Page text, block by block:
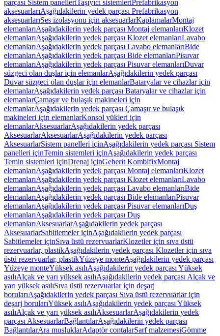
parçası Sistem panelleriTaşıyıcı sistemleriPrefabrikasyon
aksesuarlarıAşağıdakilerin yedek parçası Prefabrikasyon
aksesuarlarıSes izolasyonu için aksesuarlarKaplamalarMontaj
elemanlarıAşağıdakilerin yedek parçası Montaj elemanlarıKlozet
elemanlarıAşağıdakilerin yedek parçası Klozet elemanlarıLavabo
elemanlarıAşağıdakilerin yedek parçası Lavabo elemanlarıBide
elemanlarıAşağıdakilerin yedek parçası Bide elemanlarıPisuvar
elemanlarıAşağıdakilerin yedek parçası Pisuvar elemanlarıDuvar
süzgeci olan duşlar için elemanlarAşağıdakilerin yedek parçası
Duvar süzgeci olan duşlar için elemanlarBataryalar ve cihazlar için
elemanlarAşağıdakilerin yedek parçası Bataryalar ve cihazlar için
elemanlarÇamaşır ve bulaşık makineleri için
elemanlarAşağıdakilerin yedek parçası Çamaşır ve bulaşık
makineleri için elemanlarKonsol yükleri için
elemanlarAksesuarlarAşağıdakilerin yedek parçası
AksesuarlarAksesuarlarAşağıdakilerin yedek parçası
AksesuarlarSistem panelleri içinAşağıdakilerin yedek parçası Sistem
panelleri içinTemin sistemleri içinAşağıdakilerin yedek parçası
Temin sistemleri içinDrenaj içinGeberit KombifixMontaj
elemanlarıAşağıdakilerin yedek parçası Montaj elemanlarıKlozet
elemanlarıAşağıdakilerin yedek parçası Klozet elemanlarıLavabo
elemanlarıAşağıdakilerin yedek parçası Lavabo elemanlarıBide
elemanlarıAşağıdakilerin yedek parçası Bide elemanlarıPisuvar
elemanlarıAşağıdakilerin yedek parçası Pisuvar elemanlarıDuş
elemanlarıAşağıdakilerin yedek parçası Duş
elemanlarıAksesuarlarAşağıdakilerin yedek parçası
AksesuarlarSabitlemeler içinAşağıdakilerin yedek parçası
Sabitlemeler içinSıva üstü rezervuarlarKlozetler için sıva üstü
rezervuarlar, plastikAşağıdakilerin yedek parçası Klozetler için sıva
üstü rezervuarlar, plastikYüzeye monteAşağıdakilerin yedek parçası
Yüzeye monteYüksek asılıAşağıdakilerin yedek parçası Yüksek
asılıAlçak ve yarı yüksek asılıAşağıdakilerin yedek parçası Alçak ve
yarı yüksek asılıSıva üstü rezervuarlar için deşarj
borularıAşağıdakilerin yedek parçası Sıva üstü rezervuarlar için
deşarj borularıYüksek asılıAşağıdakilerin yedek parçası Yüksek
asılıAlçak ve yarı yüksek asılıAksesuarlarAşağıdakilerin yedek
parçası AksesuarlarBağlantılarAşağıdakilerin yedek parçası
BağlantılarAra musluklarAdaptör contalarSarf malzemesiGömme